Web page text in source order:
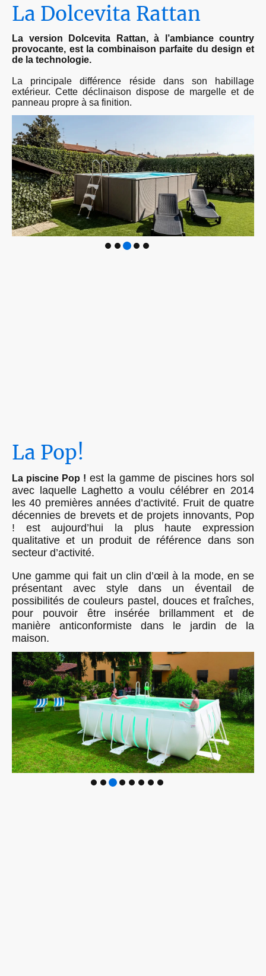
La Dolcevita Rattan
La version Dolcevita Rattan, à l’ambiance country
provocante, est la combinaison parfaite du design et
de la technologie.
La principale différence réside dans son habillage
extérieur. Cette déclinaison dispose de margelle et de
panneau propre à sa finition.
La Pop!
La piscine Pop ! est la gamme de piscines hors sol
avec laquelle Laghetto a voulu célébrer en 2014
les 40 premières années d’activité. Fruit de quatre
décennies de brevets et de projets innovants, Pop
! est aujourd’hui la plus haute expression
qualitative et un produit de référence dans son
secteur d’activité.
Une gamme qui fait un clin d’œil à la mode, en se
présentant avec style dans un éventail de
possibilités de couleurs pastel, douces et fraîches,
pour pouvoir être insérée brillamment et de
manière anticonformiste dans le jardin de la
maison.